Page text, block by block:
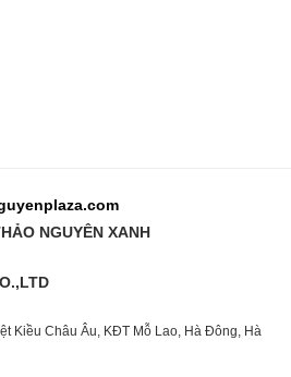
NGUYÊN XANH
Kiều Châu Âu, KĐT Mỗ Lao, Hà Đông, Hà